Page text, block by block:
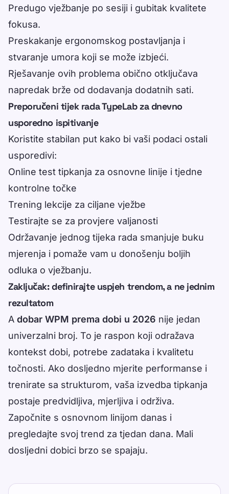
Predugo vježbanje po sesiji i gubitak kvalitete
fokusa.
Preskakanje ergonomskog postavljanja i
stvaranje umora koji se može izbjeći.
Rješavanje ovih problema obično otključava
napredak brže od dodavanja dodatnih sati.
Preporučeni tijek rada TypeLab za dnevno
usporedno ispitivanje
Koristite stabilan put kako bi vaši podaci ostali
usporedivi:
Online test tipkanja za osnovne linije i tjedne
kontrolne točke
Trening lekcije za ciljane vježbe
Testirajte se za provjere valjanosti
Održavanje jednog tijeka rada smanjuje buku
mjerenja i pomaže vam u donošenju boljih
odluka o vježbanju.
Zaključak: definirajte uspjeh trendom, a ne jednim
rezultatom
A dobar WPM prema dobi u 2026 nije jedan
univerzalni broj. To je raspon koji odražava
kontekst dobi, potrebe zadataka i kvalitetu
točnosti. Ako dosljedno mjerite performanse i
trenirate sa strukturom, vaša izvedba tipkanja
postaje predvidljiva, mjerljiva i održiva.
Započnite s osnovnom linijom danas i
pregledajte svoj trend za tjedan dana. Mali
dosljedni dobici brzo se spajaju.